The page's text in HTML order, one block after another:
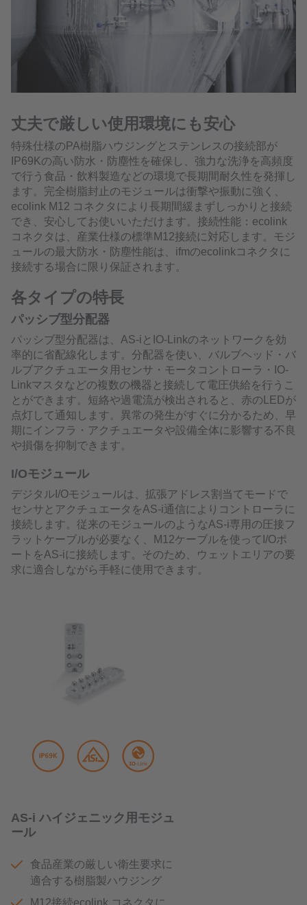
丈夫で厳しい使用環境にも安心
特殊仕様のPA樹脂ハウジングとステンレスの接続部が
IP69Kの高い防水・防塵性を確保し、強力な洗浄を高頻度
で行う食品・飲料製造などの環境で長期間耐久性を発揮し
ます。完全樹脂封止のモジュールは衝撃や振動に強く、
ecolink M12 コネクタにより長期間緩まずしっかりと接続
でき、安心してお使いいただけます。接続性能：ecolink
コネクタは、産業仕様の標準M12接続に対応します。モジ
ュールの最大防水・防塵性能は、ifmのecolinkコネクタに
接続する場合に限り保証されます。
各タイプの特長
パッシブ型分配器
パッシブ型分配器は、AS-iとIO-Linkのネットワークを効
率的に省配線化します。分配器を使い、バルブヘッド・バ
ルブアクチュエータ用センサ・モータコントローラ・IO-
Linkマスタなどの複数の機器と接続して電圧供給を行うこ
とができます。短絡や過電流が検出されると、赤のLEDが
点灯して通知します。異常の発生がすぐに分かるため、早
期にインフラ・アクチュエータや設備全体に影響する不良
や損傷を抑制できます。
I/Oモジュール
デジタルI/Oモジュールは、拡張アドレス割当てモードで
センサとアクチュエータをAS-i通信によりコントローラに
接続します。従来のモジュールのようなAS-i専用の圧接フ
ラットケーブルが必要なく、M12ケーブルを使ってI/Oポ
ートをAS-iに接続します。そのため、ウェットエリアの要
求に適合しながら手軽に使用できます。
AS-i ハイジェニック用モジュ
ール
食品産業の厳しい衛生要求に
適合する樹脂製ハウジング
M12接続ecolink コネクタに